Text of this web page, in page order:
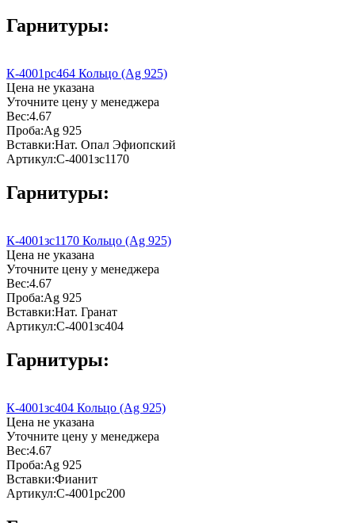
Гарнитуры:
К-4001рс464 Кольцо (Ag 925)
Цена не указана
Уточните цену у менеджера
Вес:4.67
Проба:Ag 925
Вставки:Нат. Опал Эфиопский
Артикул:С-4001зс1170
Гарнитуры:
К-4001зс1170 Кольцо (Ag 925)
Цена не указана
Уточните цену у менеджера
Вес:4.67
Проба:Ag 925
Вставки:Нат. Гранат
Артикул:С-4001зс404
Гарнитуры:
К-4001зс404 Кольцо (Ag 925)
Цена не указана
Уточните цену у менеджера
Вес:4.67
Проба:Ag 925
Вставки:Фианит
Артикул:С-4001рс200